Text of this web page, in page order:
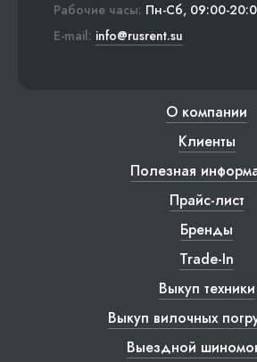
Рабочие часы: Пн-Сб, 09:00-
E-mail: info@rusrent.su
О компании
Клиенты
Полезная
Прайс-лист
Бренды
Trade-In
Выкуп техники
Выкуп вилочных
Выездной